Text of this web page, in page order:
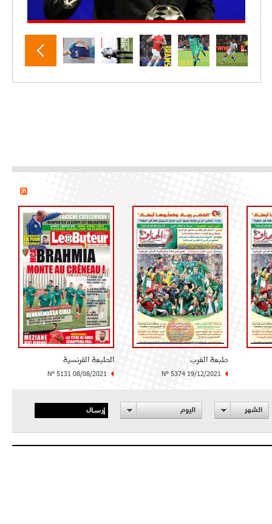
طبعة الغرب
N° 5374 19/12/2021
الطبعة الفرنسية
N° 5131 08/08/2021
الشهر اليوم إرسال